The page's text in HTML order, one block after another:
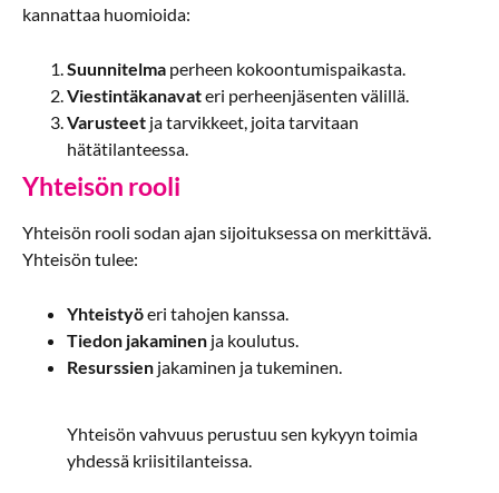
kannattaa huomioida:
Suunnitelma perheen kokoontumispaikasta.
Viestintäkanavateri perheenjäsenten välillä.
Varusteet ja tarvikkeet, joita tarvitaan
hätätilanteessa.
Yhteisön rooli
Yhteisön rooli sodan ajan sijoituksessa on merkittävä.
Yhteisön tulee:
Yhteistyöeri tahojen kanssa.
Tiedon jakaminen ja koulutus.
Resurssien jakaminen ja tukeminen.
Yhteisön vahvuus perustuu sen kykyyn toimia
yhdessä kriisitilanteissa.